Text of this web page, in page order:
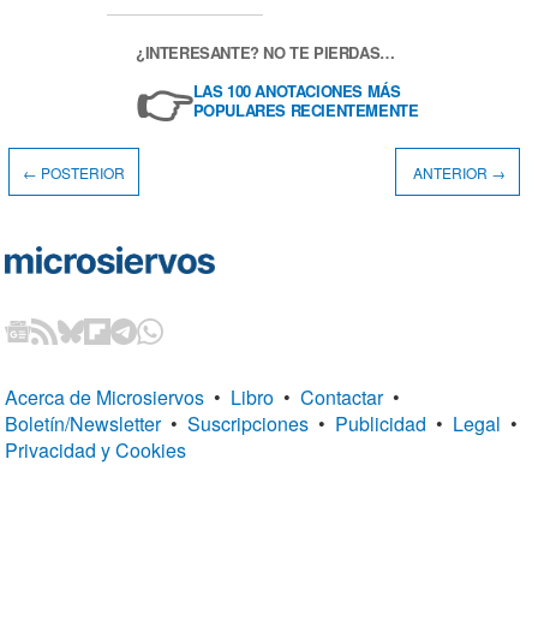
¿INTERESANTE? NO TE PIERDAS…
👉LAS 100 ANOTACIONES MÁS
POPULARES RECIENTEMENTE
← POSTERIOR ANTERIOR →
Acerca de Microsiervos • Libro • Contactar •
Boletín/Newsletter • Suscripciones • Publicidad • Legal •
Privacidad y Cookies